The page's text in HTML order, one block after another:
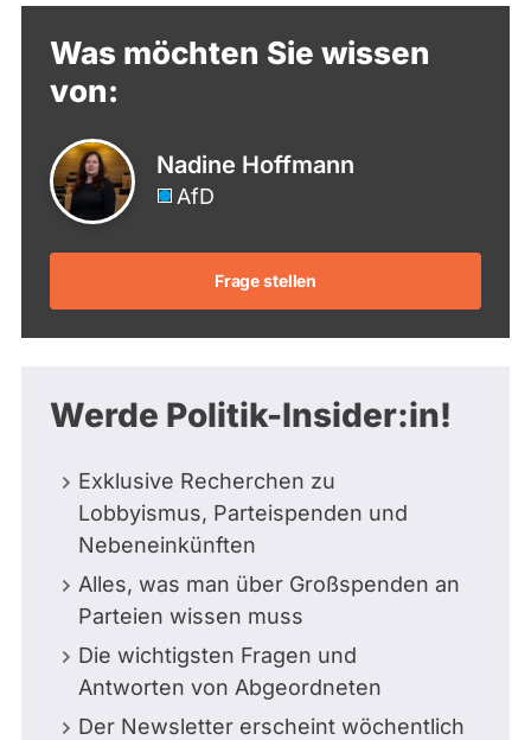
Was möchten Sie wissen
von:
Nadine Hoffmann
AfD
Frage stellen
Werde Politik-Insider:in!
Exklusive Recherchen zu
Lobbyismus, Parteispenden und
Nebeneinkünften
Alles, was man über Großspenden an
Parteien wissen muss
Die wichtigsten Fragen und
Antworten von Abgeordneten
Der Newsletter erscheint wöchentlich